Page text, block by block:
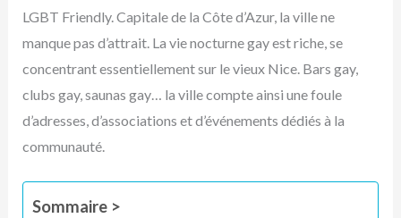
LGBT Friendly. Capitale de la Côte d’Azur, la ville ne
manque pas d’attrait. La vie nocturne gay est riche, se
concentrant essentiellement sur le vieux Nice. Bars gay,
clubs gay, saunas gay… la ville compte ainsi une foule
d’adresses, d’associations et d’événements dédiés à la
communauté.
Sommaire >